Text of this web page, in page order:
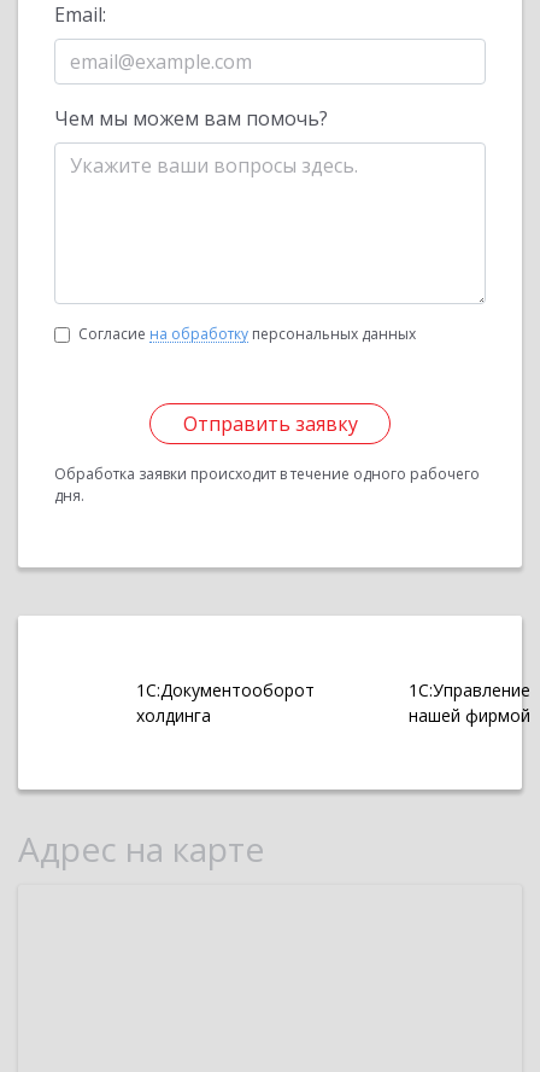
Email:
Чем мы можем вам помочь?
Согласие на обработку персональных данных
Отправить заявку
Обработка заявки происходит в течение одного рабочего
дня.
1С:Документооборот
холдинга
1С:Управление
нашей фирмой
Адрес на карте